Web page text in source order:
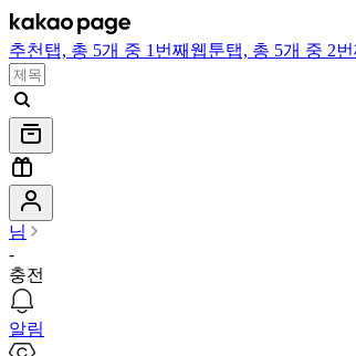
추천 탭, 총 5개 중 1번째 웹툰탭, 총 5개 중 2번
님
-
충전
알림